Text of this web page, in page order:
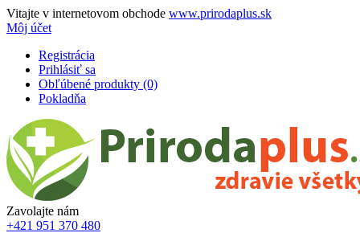
Vitajte v internetovom obchode www.prirodaplus.sk
Môj účet
Registrácia
Prihlásiť sa
Obľúbené produkty (0)
Pokladňa
Zavolajte nám
+421 951 370 480